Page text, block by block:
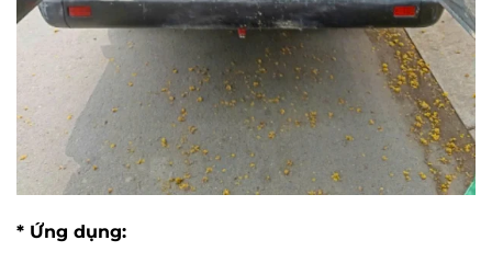
* Ứng dụng: